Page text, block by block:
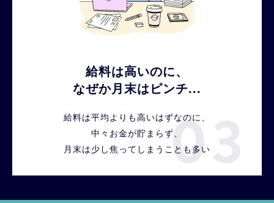
給料は高いのに、
なぜか月末はピンチ...
給料は平均よりも高いはずなのに、
中々お金が貯まらず、
月末は少し焦ってしまうことも多い